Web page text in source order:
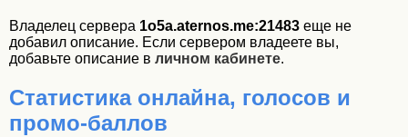
Владелец сервера 1o5a.aternos.me:21483 еще не
добавил описание. Если сервером владеете вы,
добавьте описание в личном кабинете.
Статистика онлайна, голосов и
промо-баллов